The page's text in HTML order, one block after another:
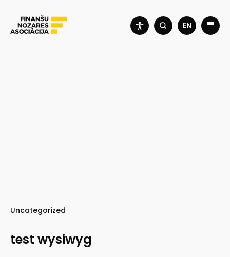
EN
Uncategorized
test wysiwyg